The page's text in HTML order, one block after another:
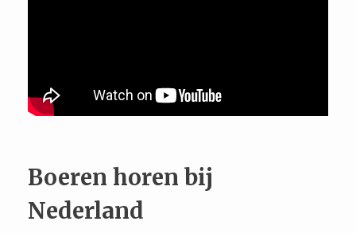
Boeren horen bij
Nederland